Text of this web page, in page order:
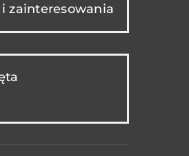
zainteresowania